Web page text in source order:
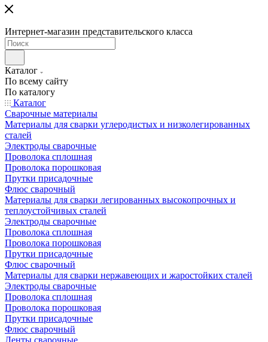
Интернет-магазин представительского класса
Каталог
По всему сайту
По каталогу
Каталог
Сварочные материалы
Материалы для сварки углеродистых и низколегированных
сталей
Электроды сварочные
Проволока сплошная
Проволока порошковая
Прутки присадочные
Флюс сварочный
Материалы для сварки легированных высокопрочных и
теплоустойчивых сталей
Электроды сварочные
Проволока сплошная
Проволока порошковая
Прутки присадочные
Флюс сварочный
Материалы для сварки нержавеющих и жаростойких сталей
Электроды сварочные
Проволока сплошная
Проволока порошковая
Прутки присадочные
Флюс сварочный
Ленты сварочные